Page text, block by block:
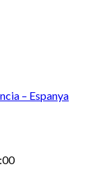
– Espanya